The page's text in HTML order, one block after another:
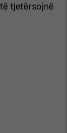
tjetërsojnë